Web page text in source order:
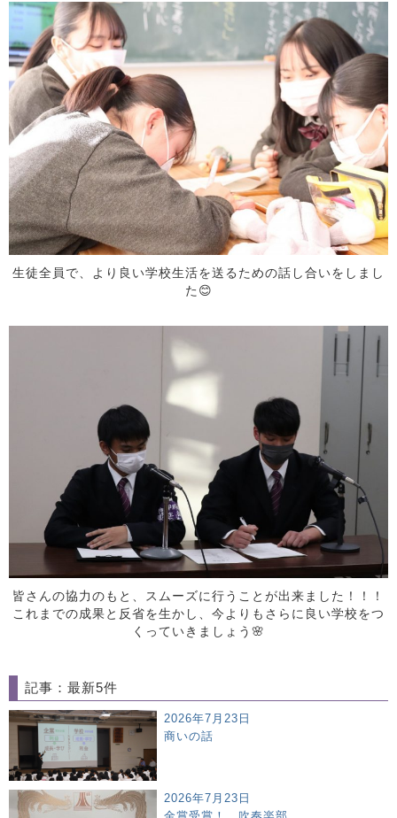
生徒全員で、より良い学校生活を送るための話し合いをしまし
た😊
皆さんの協力のもと、スムーズに行うことが出来ました！！！
これまでの成果と反省を生かし、今よりもさらに良い学校をつ
くっていきましょう🌸
記事：最新5件
2026年7月23日
商いの話
2026年7月23日